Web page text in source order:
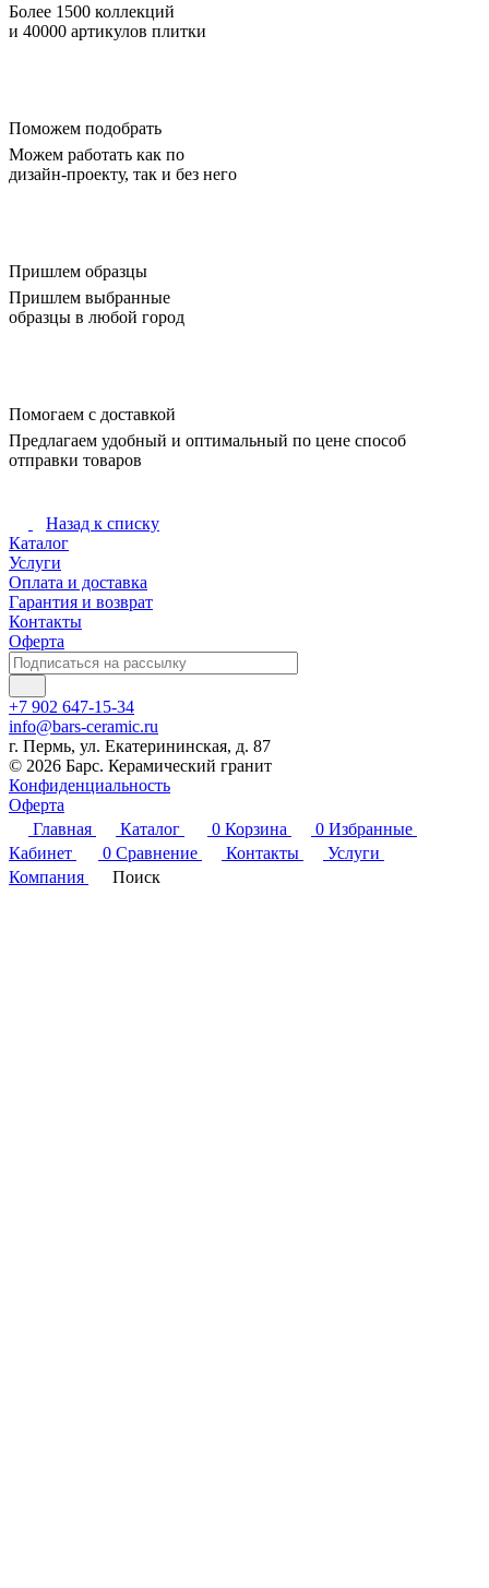
Более 1500 коллекций
и 40000 артикулов плитки
Поможем подобрать
Можем работать как по
дизайн-проекту, так и без него
Пришлем образцы
Пришлем выбранные
образцы в любой город
Помогаем с доставкой
Предлагаем удобный и оптимальный по цене способ
отправки товаров
Назад к списку
Каталог
Услуги
Оплата и доставка
Гарантия и возврат
Контакты
Оферта
+7 902 647-15-34
info@bars-ceramic.ru
г. Пермь, ул. Екатерининская, д. 87
© 2026 Барс. Керамический гранит
Конфиденциальность
Оферта
Главная
Каталог 0 Корзина 0 Избранные
Кабинет
0 Сравнение Контакты
Услуги
Компания
Поиск